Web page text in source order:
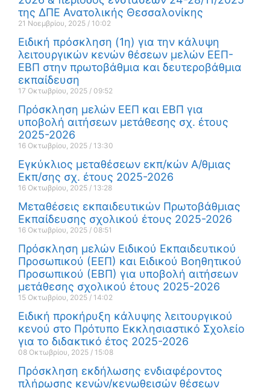
της ΔΠΕ Ανατολικής Θεσσαλονίκης
21 Νοεμβρίου, 2025 10:02
Ειδική πρόσκληση (1η) για την κάλυψη
λειτουργικών κενών θέσεων μελών ΕΕΠ-
ΕΒΠ στην πρωτοβάθμια και δευτεροβάθμια
εκπαίδευση
17 Οκτωβρίου, 2025 09:52
Πρόσκληση μελών ΕΕΠ και ΕΒΠ για
υποβολή αιτήσεων μετάθεσης σχ. έτους
2025-2026
16 Οκτωβρίου, 2025 13:30
Εγκύκλιος μεταθέσεων εκπ/κών Α/θμιας
Εκπ/σης σχ. έτους 2025-2026
16 Οκτωβρίου, 2025 13:28
Μεταθέσεις εκπαιδευτικών Πρωτοβάθμιας
Εκπαίδευσης σχολικού έτους 2025-2026
16 Οκτωβρίου, 2025 08:51
Πρόσκληση μελών Ειδικού Εκπαιδευτικού
Προσωπικού (ΕΕΠ) και Ειδικού Βοηθητικού
Προσωπικού (ΕΒΠ) για υποβολή αιτήσεων
μετάθεσης σχολικού έτους 2025-2026
15 Οκτωβρίου, 2025 14:02
Ειδική προκήρυξη κάλυψης λειτουργικού
κενού στο Πρότυπο Εκκλησιαστικό Σχολείο
για το διδακτικό έτος 2025-2026
08 Οκτωβρίου, 2025 15:08
Πρόσκληση εκδήλωσης ενδιαφέροντος
πλήρωσης κενών/κενωθεισών θέσεων